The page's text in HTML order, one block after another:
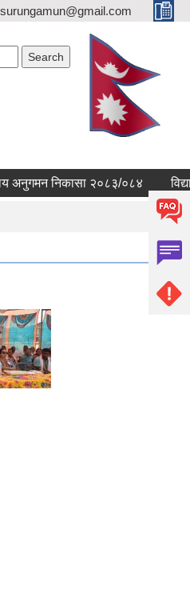
surungamun@gmail.com
अनुगमन निकासा २०८३/०८४